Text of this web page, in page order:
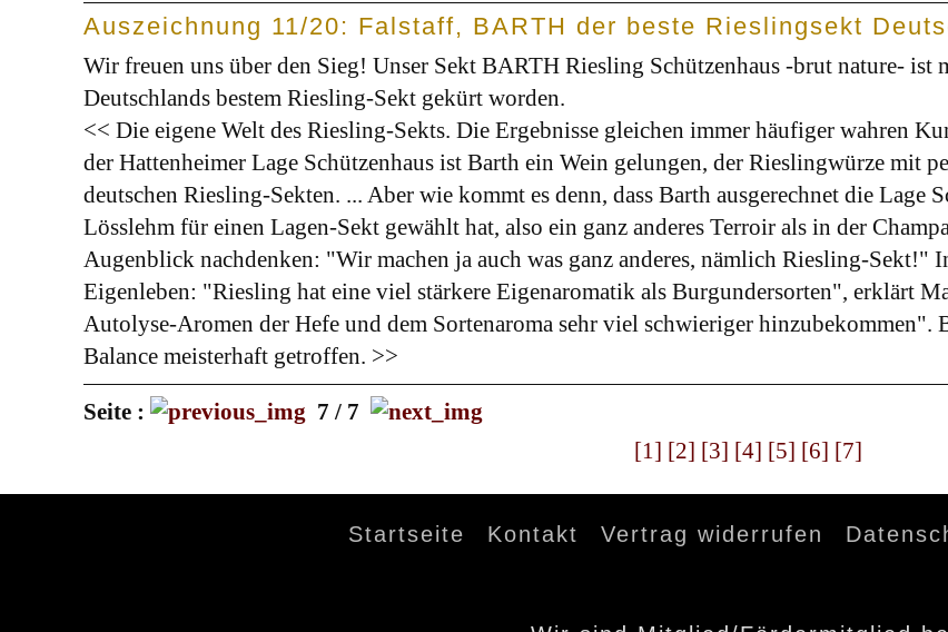
Auszeichnung 11/20: Falstaff, BARTH der beste Rieslingsekt
Wir freuen uns über den Sieg! Unser Sekt BARTH Riesling Schützenhaus -brut nature- ist
Deutschlands bestem Riesling-Sekt gekürt worden.
<< Die eigene Welt des Riesling-Sekts. Die Ergebnisse gleichen immer häufiger wahren
der Hattenheimer Lage Schützenhaus ist Barth ein Wein gelungen, der Rieslingwürze mit
deutschen Riesling-Sekten. ... Aber wie kommt es denn, dass Barth ausgerechnet die Lage
Lösslehm für einen Lagen-Sekt gewählt hat, also ein ganz anderes Terroir als in der
Augenblick nachdenken: "Wir machen ja auch was ganz anderes, nämlich Riesling-Sekt!"
Eigenleben: "Riesling hat eine viel stärkere Eigenaromatik als Burgundersorten", erklärt
Autolyse-Aromen der Hefe und dem Sortenaroma sehr viel schwieriger hinzubekommen".
Balance meisterhaft getroffen. >>
Seite :
7 / 7
[1] [2] [3] [4] [5] [6] [7]
Startseite Kontakt Vertrag widerrufen